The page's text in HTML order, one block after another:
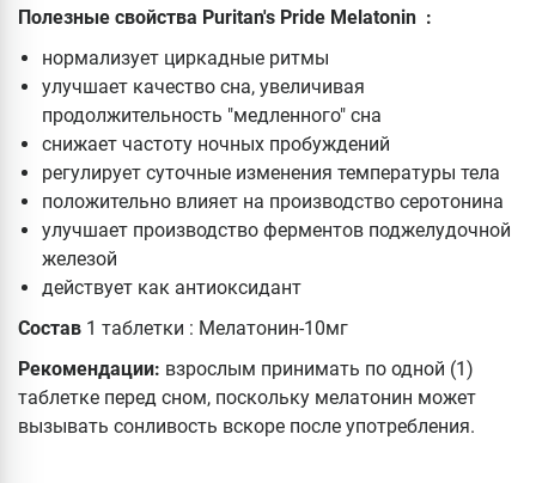
Полезные свойства Puritan's Pride Melatonin :
нормализует циркадные ритмы
улучшает качество сна, увеличивая
продолжительность "медленного" сна
снижает частоту ночных пробуждений
регулирует суточные изменения температуры тела
положительно влияет на производство серотонина
улучшает производство ферментов поджелудочной
железой
действует как антиоксидант
Состав 1 таблетки : Мелатонин-10мг
Рекомендации: взрослым принимать по одной (1)
таблетке перед сном, поскольку мелатонин может
вызывать сонливость вскоре после употребления.